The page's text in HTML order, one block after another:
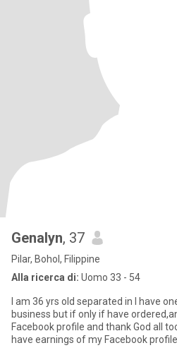
Genalyn, 37
Pilar, Bohol, Filippine
Alla ricerca di: Uomo 33 - 54
I am 36 yrs old separated in I have one
business but if only if have
Facebook profile and thank God all
have earnings of my Facebook